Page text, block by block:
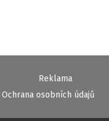
Reklama
Ochrana osobních údajů